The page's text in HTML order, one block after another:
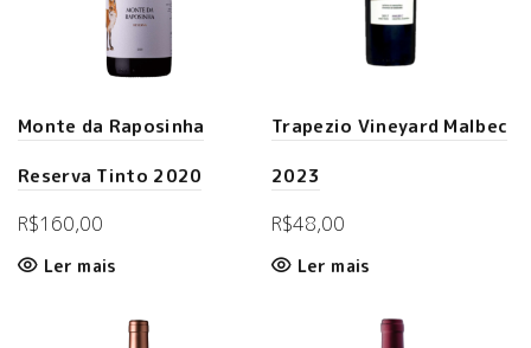
Monte da Raposinha
Reserva Tinto 2020
R$160,00
Ler mais
Trapezio Vineyard Malbec
2023
R$48,00
Ler mais